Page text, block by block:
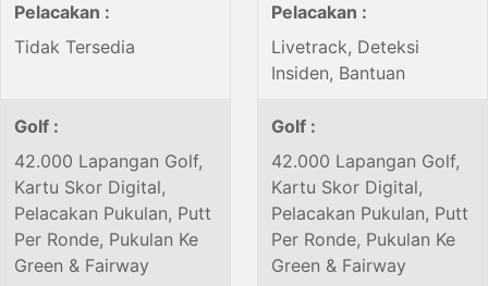
Pelacakan :
Tidak Tersedia
Pelacakan :
Livetrack, Deteksi
Insiden, Bantuan
Golf :
42.000 Lapangan Golf,
Kartu Skor Digital,
Pelacakan Pukulan, Putt
Per Ronde, Pukulan Ke
Green & Fairway
Golf :
42.000 Lapangan Golf,
Kartu Skor Digital,
Pelacakan Pukulan, Putt
Per Ronde, Pukulan Ke
Green & Fairway